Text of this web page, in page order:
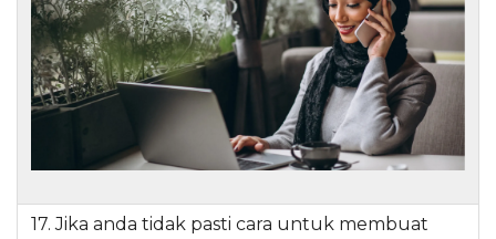
17. Jika anda tidak pasti cara untuk membuat